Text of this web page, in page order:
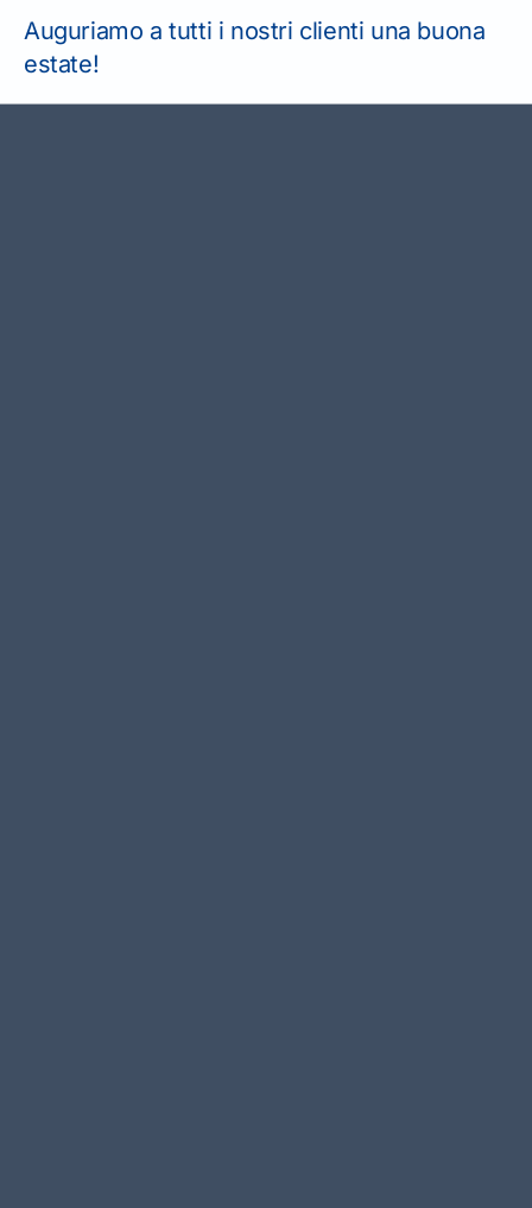
Auguriamo a tutti i nostri clienti una buona
estate!